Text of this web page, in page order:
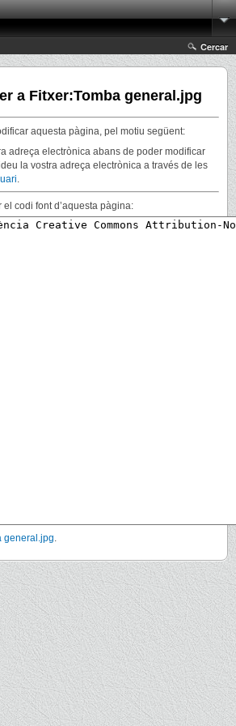
Cercar
a Fitxer:Tomba general.jpg
aquesta pàgina, pel motiu següent:
adreça electrònica abans de poder modificar
la vostra adreça electrònica a través de les
.
codi font d’aquesta pàgina:
general.jpg.